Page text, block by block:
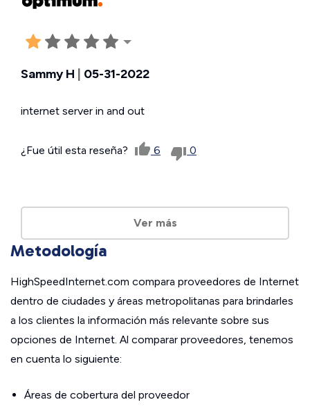
Sammy H 05-31-2022
internet server in and out
¿Fue útil esta reseña? 6 0
Ver más
Metodología
HighSpeedInternet.com compara proveedores de Internet
dentro de ciudades y áreas metropolitanas para brindarles
a los clientes la información más relevante sobre sus
opciones de Internet. Al comparar proveedores, tenemos
en cuenta lo siguiente:
Áreas de cobertura del proveedor